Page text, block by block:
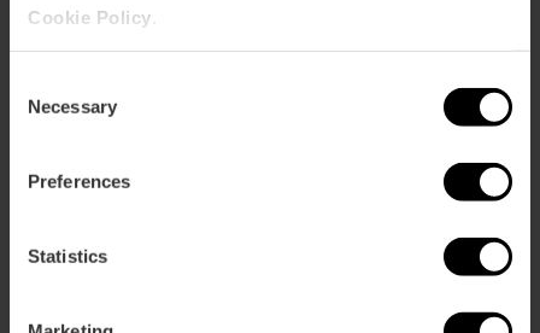
Cookie Policy
Selection
Necessary
Preferences
Statistics
Alicia»
en
Exposición
el
València
«Te
en
transformaciones del Santo